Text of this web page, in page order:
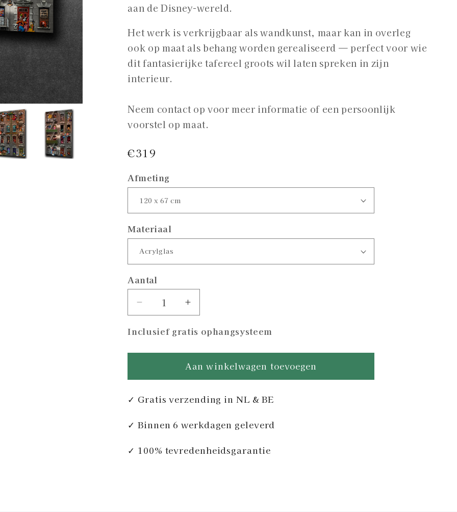
aan de Disney-wereld.
Het werk is verkrijgbaar als wandkunst, maar kan in overleg
ook op maat als behang worden gerealiseerd — perfect voor wie
dit fantasierijke tafereel groots wil laten spreken in zijn
interieur.
Neem contact op voor meer informatie of een persoonlijk
voorstel op maat.
Normale
€319
Afmeting
Materiaal
Aantal
Aantal
verlagen
voor
Dreamscape
Aantal
verhogen
voor
Dreamscape
Inclusief gratis ophangsysteem
Aan winkelwagen toevoegen
✓ Gratis verzending in NL & BE
✓ Binnen 6 werkdagen geleverd
✓ 100% tevredenheidsgarantie